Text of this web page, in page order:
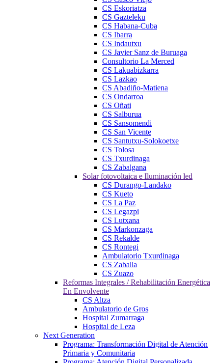
CS Eskoriatza
CS Gazteleku
CS Habana-Cuba
CS Ibarra
CS Indautxu
CS Javier Sanz de Buruaga
Consultorio La Merced
CS Lakuabizkarra
CS Lazkao
CS Abadiño-Matiena
CS Ondarroa
CS Oñati
CS Salburua
CS Sansomendi
CS San Vicente
CS Santutxu-Solokoetxe
CS Tolosa
CS Txurdinaga
CS Zabalgana
Solar fotovoltaica e Iluminación led
CS Durango-Landako
CS Kueto
CS La Paz
CS Legazpi
CS Lutxana
CS Markonzaga
CS Rekalde
CS Rontegi
Ambulatorio Txurdinaga
CS Zaballa
CS Zuazo
Reformas Integrales / Rehabilitación Energética
En Envolvente
CS Altza
Ambulatorio de Gros
Hospital Zumarraga
Hospital de Leza
Next Generation
Programa: Transformación Digital de Atención
Primaria y Comunitaria